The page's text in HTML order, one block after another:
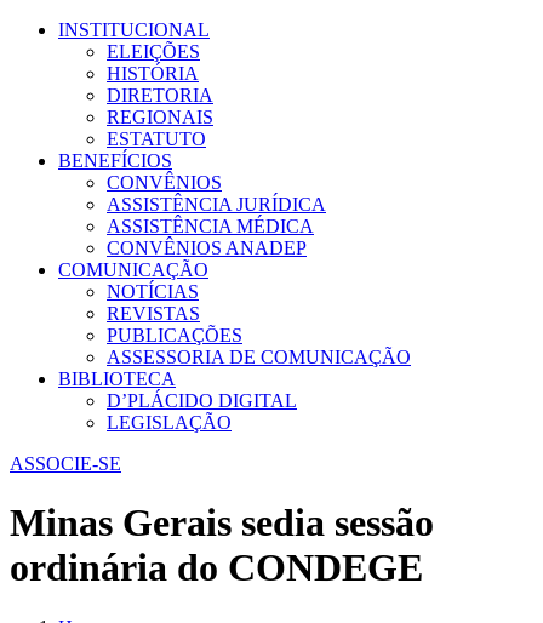
INSTITUCIONAL
ELEIÇÕES
HISTÓRIA
DIRETORIA
REGIONAIS
ESTATUTO
BENEFÍCIOS
CONVÊNIOS
ASSISTÊNCIA JURÍDICA
ASSISTÊNCIA MÉDICA
CONVÊNIOS ANADEP
COMUNICAÇÃO
NOTÍCIAS
REVISTAS
PUBLICAÇÕES
ASSESSORIA DE COMUNICAÇÃO
BIBLIOTECA
D’PLÁCIDO DIGITAL
LEGISLAÇÃO
ASSOCIE-SE
Minas Gerais sedia sessão
ordinária do CONDEGE